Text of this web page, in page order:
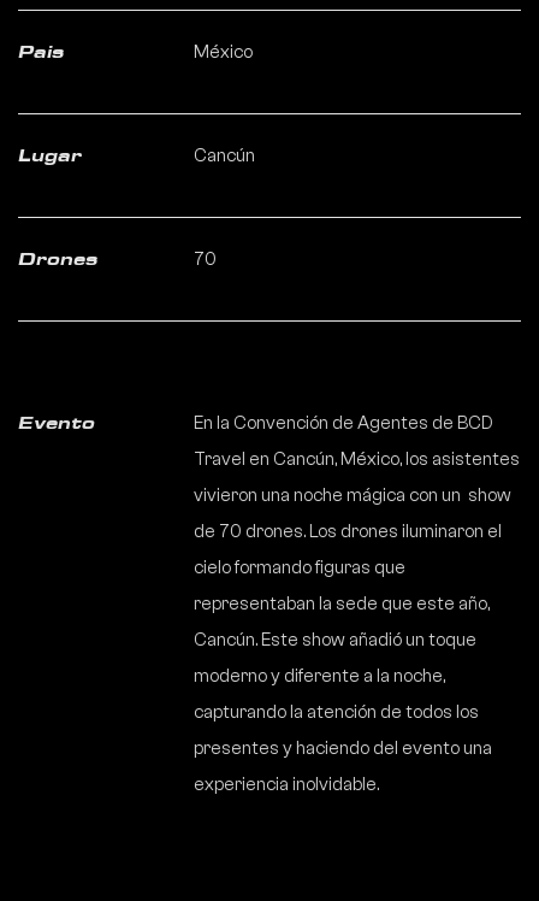
Pais México
Lugar Cancún
Drones 70
Evento
En la Convención de Agentes de BCD
Travel en Cancún, México, los asistentes
vivieron una noche mágica con un show
de 70 drones. Los drones iluminaron el
cielo formando figuras que
representaban la sede que este año,
Cancún. Este show añadió un toque
moderno y diferente a la noche,
capturando la atención de todos los
presentes y haciendo del evento una
experiencia inolvidable.